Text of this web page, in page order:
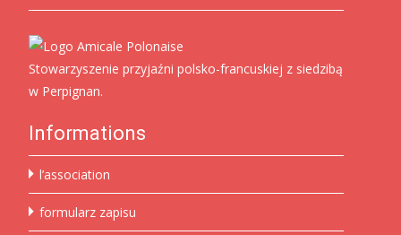
Stowarzyszenie przyjaźni polsko-francuskiej z siedzibą
w Perpignan.
Informations
l’association
formularz zapisu